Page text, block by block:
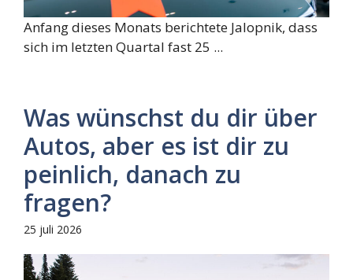
Anfang dieses Monats berichtete Jalopnik, dass
sich im letzten Quartal fast 25 ...
Was wünschst du dir über
Autos, aber es ist dir zu
peinlich, danach zu
fragen?
25 juli 2026